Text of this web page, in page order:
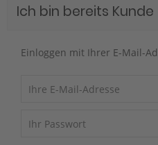
Ich bin bereits Kunde
Einloggen mit Ihrer E-Mail-